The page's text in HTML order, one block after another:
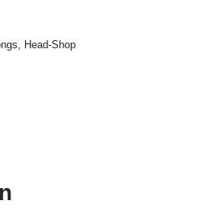
, Head-Shop